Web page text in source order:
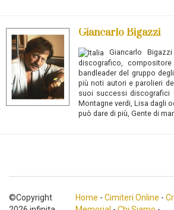
Giancarlo Bigazzi
Giancarlo Bigazzi
discografico,
bandleader del gruppo
più noti autori e parolieri
suoi successi discografici
Montagne verdi, Lisa dagli
può dare di più, Gente di
©Copyright
Home - Cimiteri Online -